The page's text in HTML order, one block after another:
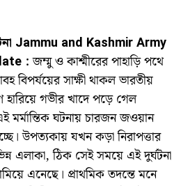
Jammu and Kashmir Army
:জম্মু ও কাশ্মীরের পাহাড়ি পথে
সাক্ষী থাকল ভারতীয়
হারিয়ে গভীর খাদে পড়ে গেল
মর্মান্তিক ঘটনায় চারজন জওয়ান
উপত্যকায় যখন কড়া নিরাপত্তার
এলাকা, ঠিক সেই সময়ে এই দুর্ঘটনা
এনেছে। প্রাথমিক তদন্তে মনে